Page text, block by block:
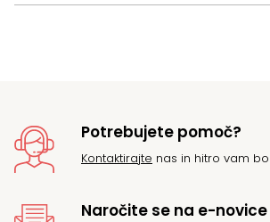
Potrebujete pomoč?
Kontaktirajte nas in hitro vam
Naročite se na e-novice